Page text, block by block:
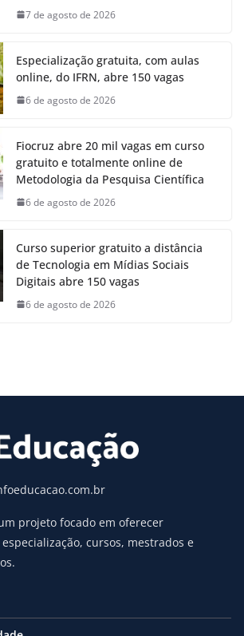
7 de agosto de 2026
Especialização gratuita, com aulas
online, do IFRN, abre 150 vagas
6 de agosto de 2026
Fiocruz abre 20 mil vagas em curso
gratuito e totalmente online de
Metodologia da Pesquisa Científica
6 de agosto de 2026
Curso superior gratuito a distância
de Tecnologia em Mídias Sociais
Digitais abre 150 vagas
6 de agosto de 2026
projeto focado em oferecer
cursos, mestrados e